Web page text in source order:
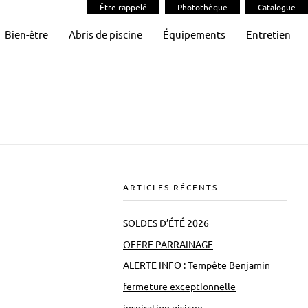
Être rappelé Photothèque Catalogue
Bien-être Abris de piscine Équipements Entretien
ARTICLES RÉCENTS
SOLDES D’ÉTÉ 2026
OFFRE PARRAINAGE
ALERTE INFO : Tempête Benjamin
fermeture exceptionnelle